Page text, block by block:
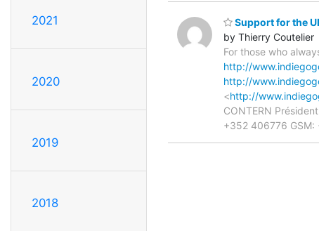
2021
2020
2019
2018
Support for the
by Thierry Coutelier
For those who
http://
http://
<http://
CONTERN
+352 406776